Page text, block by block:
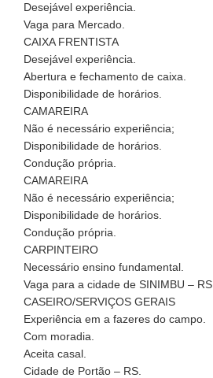
Desejável experiência.
Vaga para Mercado.
CAIXA FRENTISTA
Desejável experiência.
Abertura e fechamento de caixa.
Disponibilidade de horários.
CAMAREIRA
Não é necessário experiência;
Disponibilidade de horários.
Condução própria.
CAMAREIRA
Não é necessário experiência;
Disponibilidade de horários.
Condução própria.
CARPINTEIRO
Necessário ensino fundamental.
Vaga para a cidade de SINIMBU – RS.
CASEIRO/SERVIÇOS GERAIS
Experiência em a fazeres do campo.
Com moradia.
Aceita casal.
Cidade de Portão – RS.